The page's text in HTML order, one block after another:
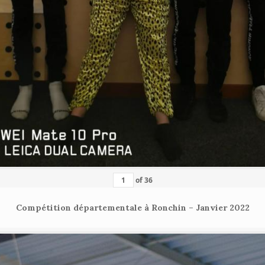
of36
Compétition départementale à Ronchin – Janvier 2022